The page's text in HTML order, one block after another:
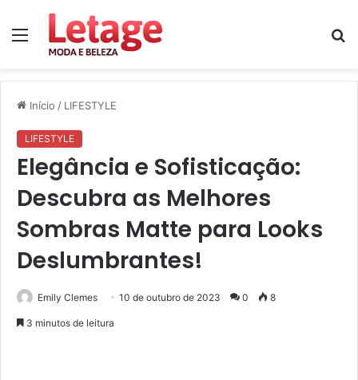
Menu
Início / LIFESTYLE
LIFESTYLE
Elegância e Sofisticação:
Descubra as Melhores
Sombras Matte para Looks
Deslumbrantes!
Emily Clemes 10 de outubro de 2023 0 8
3 minutos de leitura